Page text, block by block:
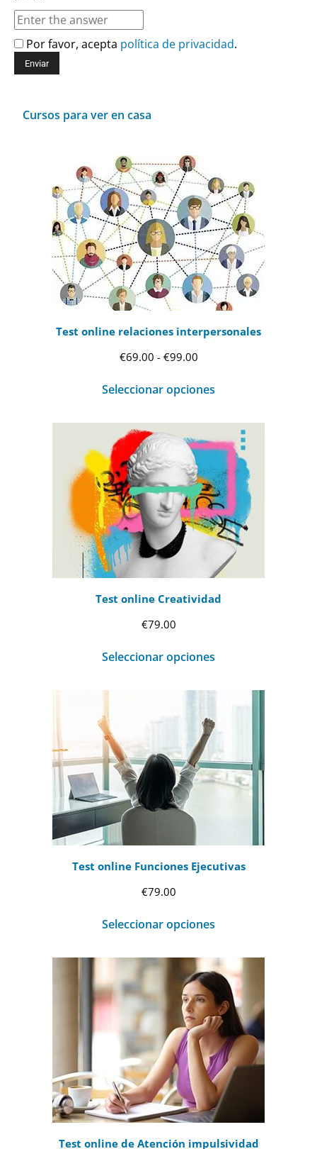
Por favor, acepta política de privacidad.
Cursos para ver en casa
Test online relaciones interpersonales
€69.00 - €99.00Rango
desde
€69.00
hasta
€99.00
Seleccionar opciones
Test online Creatividad
€79.00
Seleccionar opciones
Test online Funciones Ejecutivas
€79.00
Seleccionar opciones
Test online de Atención impulsividad